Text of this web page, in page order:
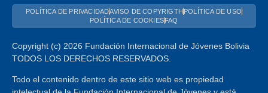
POLÍTICA DE PRIVACIDADAVISO DE COPYRIGTH POLÍTICA DE USO
POLÍTICA DE COOKIESFAQ
Copyright (c) 2026 Fundación Internacional de Jóvenes Bolivia
TODOS LOS DERECHOS RESERVADOS.
Todo el contenido dentro de este sitio web es propiedad